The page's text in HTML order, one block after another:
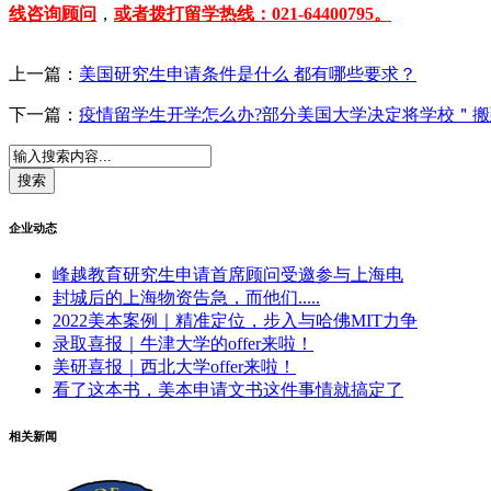
线咨询顾问 ， 或者拨打留学热线：021-64400795。
上一篇： 美国研究生申请条件是什么 都有哪些要求？
下一篇： 疫情留学生开学怎么办?部分美国大学决定将学校＂
企业动态
峰越教育研究生申请首席顾问受邀参与上海电
封城后的上海物资告急，而他们.....
2022美本案例｜精准定位，步入与哈佛MIT力争
录取喜报｜牛津大学的offer来啦！
美研喜报｜西北大学offer来啦！
看了这本书，美本申请文书这件事情就搞定了
相关新闻